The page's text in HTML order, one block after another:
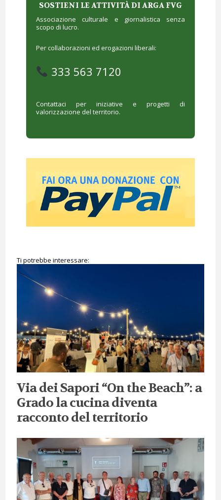
SOSTIENI LE ATTIVITÀ DI ARGA FVG
Associazione culturale e giornalistica senza
scopo di lucro.
Per collaborazioni ed erogazioni liberali:
333 563 7120
Contattaci per iniziative e progetti di
valorizzazione del territorio.
Ti potrebbe interessare:
Via dei Sapori “On the Beach”: a
Grado la cucina diventa
racconto del territorio